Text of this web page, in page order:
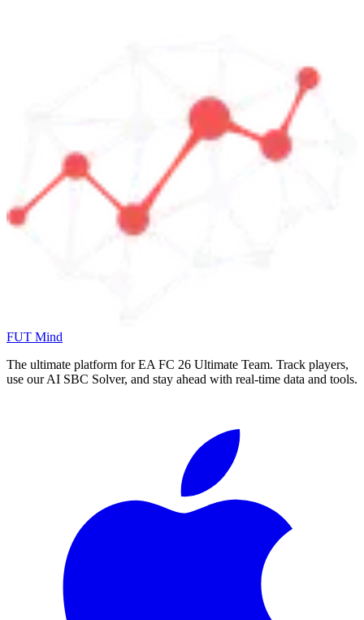
FUT Mind
The ultimate platform for EA FC 26 Ultimate Team. Track players,
use our AI SBC Solver, and stay ahead with real-time data and tools.